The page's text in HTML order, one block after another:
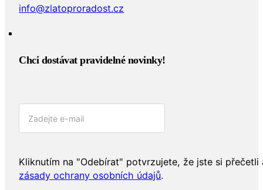
info@zlatoproradost.cz
Chci dostávat pravidelné novinky!​
Kliknutím na "Odebírat" potvrzujete, že jste si přečetli
zásady ochrany osobních údajů.